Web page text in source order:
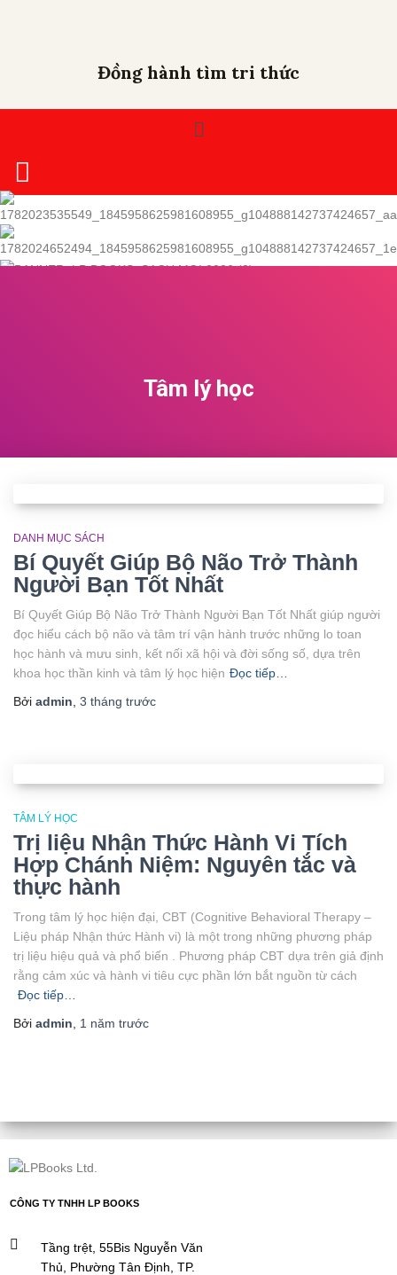
Đồng hành tìm tri thức
Tâm lý học
DANH MỤC SÁCH
Bí Quyết Giúp Bộ Não Trở Thành
Người Bạn Tốt Nhất
Bí Quyết Giúp Bộ Não Trở Thành Người Bạn Tốt Nhất giúp người
đọc hiểu cách bộ não và tâm trí vận hành trước những lo toan
học hành và mưu sinh, kết nối xã hội và đời sống số, dựa trên
khoa học thần kinh và tâm lý học hiện Đọc tiếp…
Bởi admin 3 tháng trước
TÂM LÝ HỌC
Trị liệu Nhận Thức Hành Vi Tích
Hợp Chánh Niệm: Nguyên tắc và
thực hành
Trong tâm lý học hiện đại, CBT (Cognitive Behavioral Therapy –
Liệu pháp Nhận thức Hành vi) là một trong những phương pháp
trị liệu hiệu quả và phổ biến . Phương pháp CBT dựa trên giả định
rằng cảm xúc và hành vi tiêu cực phần lớn bắt nguồn từ cách
Đọc tiếp…
Bởi admin 1 năm trước
CÔNG TY TNHH LP BOOKS
Tầng trệt, 55Bis Nguyễn Văn
Thủ, Phường Tân Định, TP.